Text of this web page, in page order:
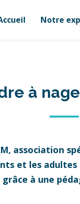
Notre
à
association
et les
à une